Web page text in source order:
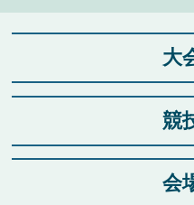
大
競
会